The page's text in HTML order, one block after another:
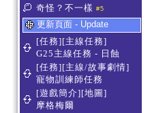
奇怪？不一樣 #5
更新頁面 - Update
[任務][主線任務]
G25主線任務 - 日蝕
[任務][主線/故事劇情]
寵物訓練師任務
[遊戲簡介][地圖]
摩格梅爾